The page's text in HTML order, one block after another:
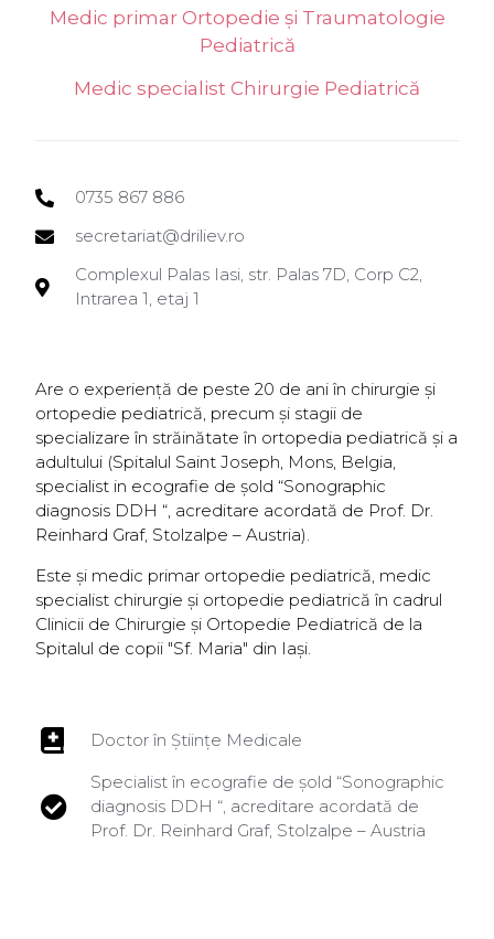
Medic primar Ortopedie și Traumatologie
Pediatrică
Medic specialist Chirurgie Pediatrică
0735 867 886
secretariat@driliev.ro
Complexul Palas Iasi, str. Palas 7D, Corp C2,
Intrarea 1, etaj 1
Are o experiență de peste 20 de ani în chirurgie şi
ortopedie pediatrică, precum și stagii de
specializare în străinătate în ortopedia pediatrică şi a
adultului (Spitalul Saint Joseph, Mons, Belgia,
specialist in ecografie de şold “Sonographic
diagnosis DDH “, acreditare acordată de Prof. Dr.
Reinhard Graf, Stolzalpe – Austria).
Este și medic primar ortopedie pediatrică, medic
specialist chirurgie şi ortopedie pediatrică în cadrul
Clinicii de Chirurgie şi Ortopedie Pediatrică de la
Spitalul de copii ″Sf. Maria″ din Iaşi.
Doctor în Științe Medicale
Specialist în ecografie de şold “Sonographic
diagnosis DDH “, acreditare acordată de
Prof. Dr. Reinhard Graf, Stolzalpe – Austria